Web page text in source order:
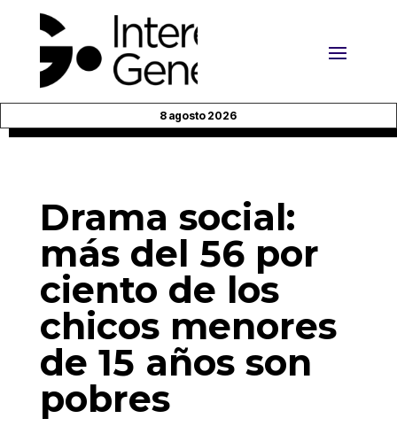
8 agosto 2026
Drama social:
más del 56 por
ciento de los
chicos menores
de 15 años son
pobres